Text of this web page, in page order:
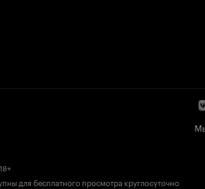
18+
для бесплатного просмотра круглосуточно